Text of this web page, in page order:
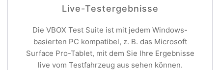
Live-Testergebnisse
Die VBOX Test Suite ist mit jedem Windows-
basierten PC kompatibel, z. B. das Microsoft
Surface Pro-Tablet, mit dem Sie Ihre Ergebnisse
live vom Testfahrzeug aus sehen können.